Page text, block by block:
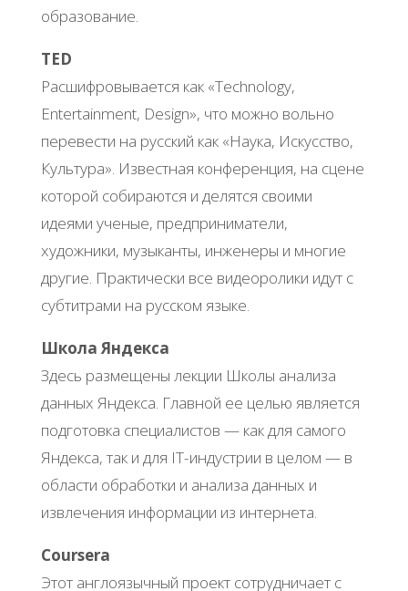
образование.
TED
Расшифровывается как «Technology,
Entertainment, Design», что можно вольно
перевести на русский как «Наука, Искусство,
Культура». Известная конференция, на сцене
которой собираются и делятся своими
идеями ученые, предприниматели,
художники, музыканты, инженеры и многие
другие. Практически все видеоролики идут с
субтитрами на русском языке.
Школа Яндекса
Здесь размещены лекции Школы анализа
данных Яндекса. Главной ее целью является
подготовка специалистов — как для самого
Яндекса, так и для IT-индустрии в целом — в
области обработки и анализа данных и
извлечения информации из интернета.
Сoursera
Этот англоязычный проект сотрудничает с